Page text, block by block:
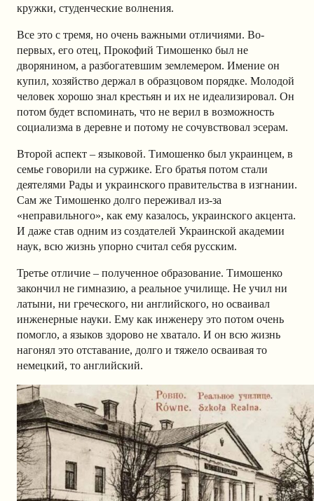
кружки, студенческие волнения.
Все это с тремя, но очень важными отличиями. Во-
первых, его отец, Прокофий Тимошенко был не
дворянином, а разбогатевшим землемером. Имение он
купил, хозяйство держал в образцовом порядке. Молодой
человек хорошо знал крестьян и их не идеализировал. Он
потом будет вспоминать, что не верил в возможность
социализма в деревне и потому не сочувствовал эсерам.
Второй аспект – языковой. Тимошенко был украинцем, в
семье говорили на суржике. Его братья потом стали
деятелями Рады и украинского правительства в изгнании.
Сам же Тимошенко долго переживал из-за
«неправильного», как ему казалось, украинского акцента.
И даже став одним из создателей Украинской академии
наук, всю жизнь упорно считал себя русским.
Третье отличие – полученное образование. Тимошенко
закончил не гимназию, а реальное училище. Не учил ни
латыни, ни греческого, ни английского, но осваивал
инженерные науки. Ему как инженеру это потом очень
помогло, а языков здорово не хватало. И он всю жизнь
нагонял это отставание, долго и тяжело осваивая то
немецкий, то английский.